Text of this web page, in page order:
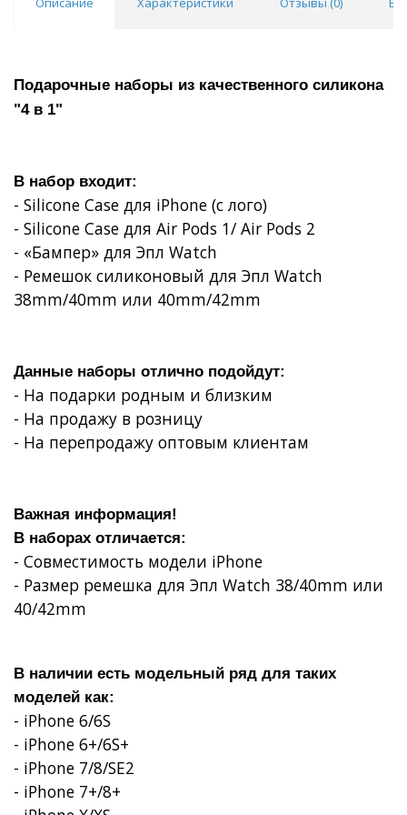
Подарочные наборы из качественного силикона
"4 в 1"
В набор входит:
- Silicone Case для iPhone (с лого)
- Silicone Case для Air Pods 1/ Air Pods 2
- «Бампер» для Эпл Watch
- Ремешок силиконовый для Эпл Watch
38mm/40mm или 40mm/42mm
Данные наборы отлично подойдут:
- На подарки родным и близким
- На продажу в розницу
- На перепродажу оптовым клиентам
Важная информация!
В наборах отличается:
- Совместимость модели iPhone
- Размер ремешка для Эпл Watch 38/40mm или
40/42mm
В наличии есть модельный ряд для таких
моделей как:
- iPhone 6/6S
- iPhone 6+/6S+
- iPhone 7/8/SE2
- iPhone 7+/8+